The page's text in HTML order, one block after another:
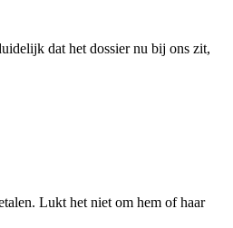
dat het dossier nu bij ons zit,
Lukt het niet om hem of haar